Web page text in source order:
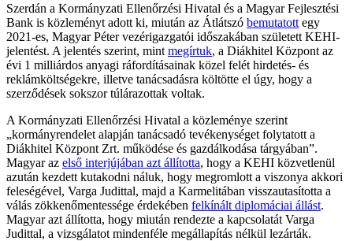
Szerdán a Kormányzati Ellenőrzési Hivatal és a Magyar Fejlesztési
Bank is közleményt adott ki, miután az Átlátszó bemutatott egy
2021-es, Magyar Péter vezérigazgatói időszakában született KEHI-
jelentést. A jelentés szerint, mint megírtuk, a Diákhitel Központ az
évi 1 milliárdos anyagi ráfordításainak közel felét hirdetés- és
reklámköltségekre, illetve tanácsadásra költötte el úgy, hogy a
szerződések sokszor túlárazottak voltak.
A Kormányzati Ellenőrzési Hivatal a közleménye szerint
„kormányrendelet alapján tanácsadó tevékenységet folytatott a
Diákhitel Központ Zrt. működése és gazdálkodása tárgyában”.
Magyar az első interjújában azt állította, hogy a KEHI közvetlenül
azután kezdett kutakodni náluk, hogy megromlott a viszonya akkori
feleségével, Varga Judittal, majd a Karmelitában visszautasította a
válás zökkenőmentessége érdekében felkínált diplomáciai állást.
Magyar azt állította, hogy miután rendezte a kapcsolatát Varga
Judittal, a vizsgálatot mindenféle megállapítás nélkül lezárták.